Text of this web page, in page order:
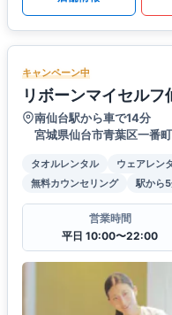
キャンペーン中
リボーンマイセルフ
南仙台駅から車で14分
宮城県仙台市青葉区一番
タオルレンタル ウェアレン
無料カウンセリング
駅から
営業時間
平日 10:00〜22:00